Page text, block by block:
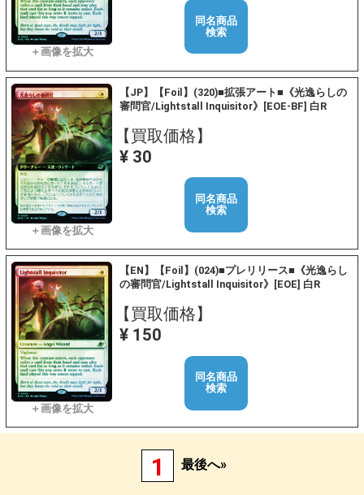
同名商品
検索
【JP】【Foil】(320)■拡張アート■《光逸らしの
審問官/Lightstall Inquisitor》[EOE-BF] 白R
【買取価格】
¥ 30
同名商品
検索
【EN】【Foil】(024)■プレリリース■《光逸らし
の審問官/Lightstall Inquisitor》[EOE] 白R
【買取価格】
¥ 150
同名商品
検索
1 最後へ»